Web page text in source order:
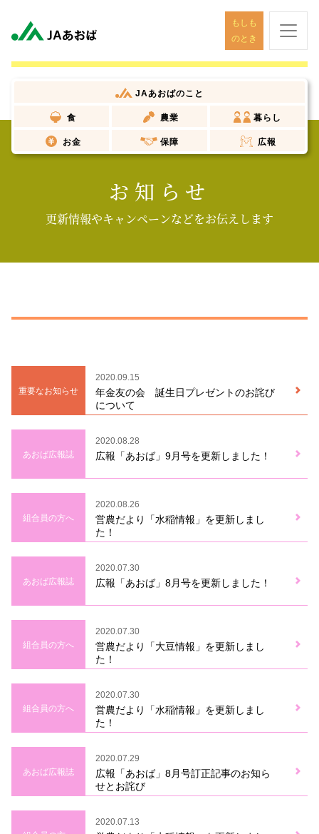
もしも
のとき
JAあおばのこと
食 農業 暮らし
お金 保障 広報
お知らせ
更新情報やキャンペーンなどをお伝えします
重要なお知らせ
2020.09.15
年金友の会 誕生日プレゼントのお詫び
について
あおば広報誌
2020.08.28
広報「あおば」9月号を更新しました！
組合員の方へ
2020.08.26
営農だより「水稲情報」を更新しまし
た！
あおば広報誌
2020.07.30
広報「あおば」8月号を更新しました！
組合員の方へ
2020.07.30
営農だより「大豆情報」を更新しまし
た！
組合員の方へ
2020.07.30
営農だより「水稲情報」を更新しまし
た！
あおば広報誌
2020.07.29
広報「あおば」8月号訂正記事のお知ら
せとお詫び
2020.07.13